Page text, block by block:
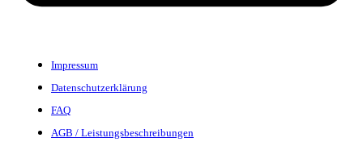
Impressum
Datenschutzerklärung
FAQ
AGB / Leistungsbeschreibungen